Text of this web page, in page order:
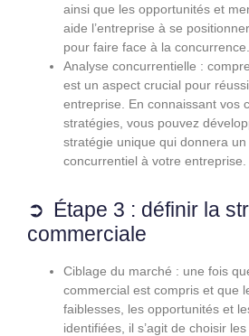
ainsi que les opportunités et
aide l’entreprise à se
pour faire face à la concurrence.
Analyse concurrentielle :
est un aspect crucial pour
entreprise. En connaissant vos
stratégies, vous pouvez
stratégie unique qui donnera un
concurrentiel à votre entreprise.
Étape 3 : définir la
commerciale
Ciblage du marché : une fois
commercial est compris et que
faiblesses, les opportunités et
identifiées, il s’agit de choisir